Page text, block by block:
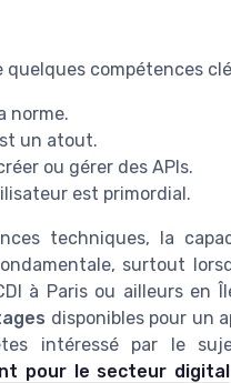
compétences
norme.
un atout.
ou gérer des APIs.
est primordial.
techniques, la
surtout
à Paris ou ailleurs en
disponibles pour un
intéressé par le
pour le secteur digital